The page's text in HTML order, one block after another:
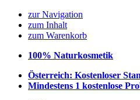
zur Navigation
zum Inhalt
zum Warenkorb
100% Naturkosmetik
Österreich: Kostenloser
Mindestens 1 kostenlose